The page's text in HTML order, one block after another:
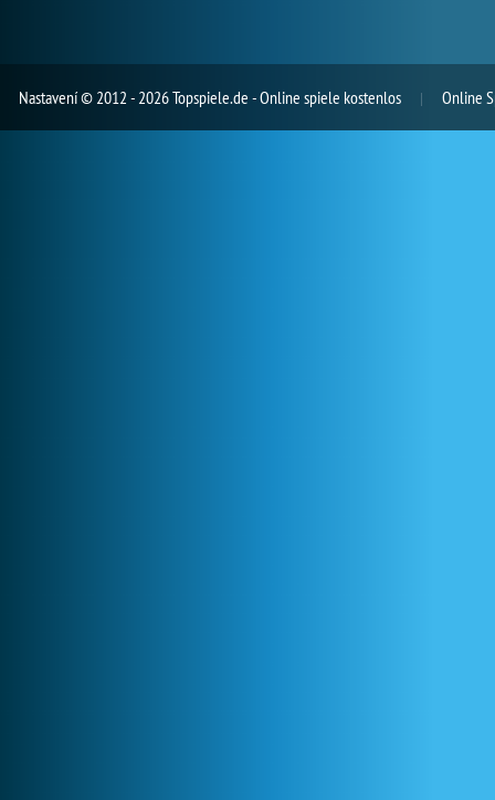
Nastavení© 2012 - 2026 Topspiele.de - Online spiele kostenlos Online